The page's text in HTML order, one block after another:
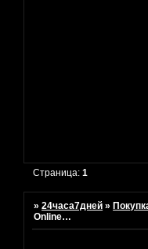
Страница:1
»24часа7дней »
Online…